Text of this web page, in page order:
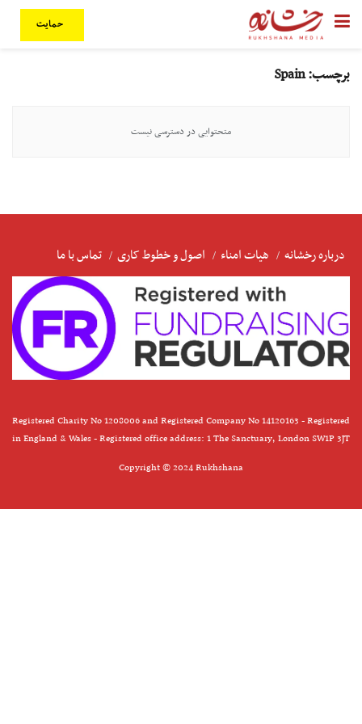
حمایت
برچسب:Spain
متحتوایی در دسترسی نیست
درباره رخشانه هیات امناء اصول و خطوط کاری تماس با ما
Registered Charity No 1208006 and Registered Company No 14120163 - Registered
in England & Wales - Registered office address: 1 The Sanctuary, London SW1P 3JT
Copyright © 2024 Rukhshana